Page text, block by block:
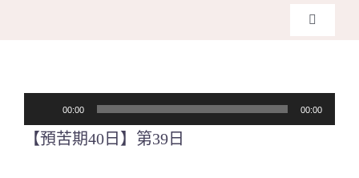
關於我們
訊
00:00 00:00
【預苦期40日】第39日